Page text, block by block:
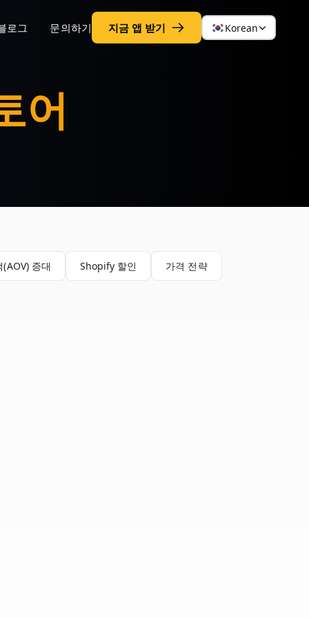
로그 문의하기 지금 앱 받기 Korean
어
증대 Shopify 할인 가격 전략